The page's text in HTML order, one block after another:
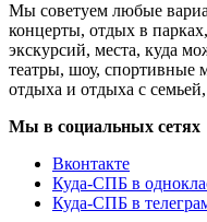
Мы советуем любые
концерты, отдых в
экскурсий, места, куда
театры, шоу, спортивные
отдыха и отдыха с
Мы в социальных сетях
Вконтакте
Куда-СПБ в
Куда-СПБ в